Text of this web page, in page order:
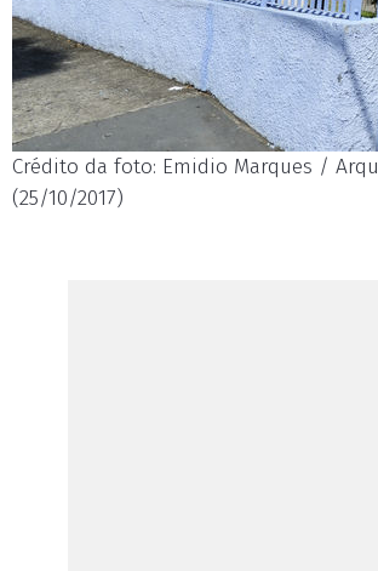
Crédito da foto: Emidio Marques /
(25/10/2017)